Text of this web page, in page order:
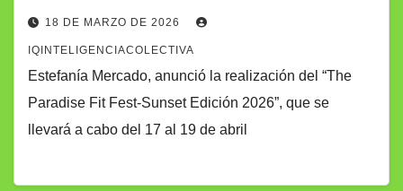
18 DE MARZO DE 2026
IQINTELIGENCIACOLECTIVA
Estefanía Mercado, anunció la realización del “The
Paradise Fit Fest-Sunset Edición 2026”, que se
llevará a cabo del 17 al 19 de abril